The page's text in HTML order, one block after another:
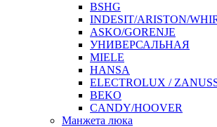
BSHG
INDESIT/ARISTON/
ASKO/GORENJE
УНИВЕРСАЛЬНАЯ
MIELE
HANSA
ELECTROLUX /
BEKO
CANDY/HOOVER
Манжета люка